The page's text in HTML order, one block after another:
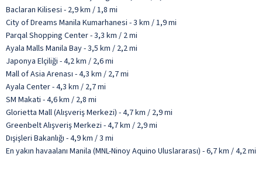
Baclaran Kilisesi - 2,9 km / 1,8 mi
City of Dreams Manila Kumarhanesi - 3 km / 1,9 mi
Parqal Shopping Center - 3,3 km / 2 mi
Ayala Malls Manila Bay - 3,5 km / 2,2 mi
Japonya Elçiliği - 4,2 km / 2,6 mi
Mall of Asia Arenası - 4,3 km / 2,7 mi
Ayala Center - 4,3 km / 2,7 mi
SM Makati - 4,6 km / 2,8 mi
Glorietta Mall (Alışveriş Merkezi) - 4,7 km / 2,9 mi
Greenbelt Alışveriş Merkezi - 4,7 km / 2,9 mi
Dışişleri Bakanlığı - 4,9 km / 3 mi
En yakın havaalanı Manila (MNL-Ninoy Aquino Uluslararası) - 6,7 km / 4,2 mi